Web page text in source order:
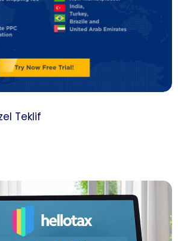
Teklif